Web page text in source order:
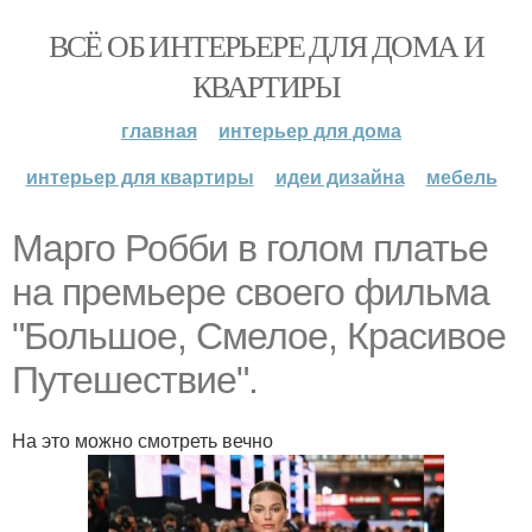
ВСЁ ОБ ИНТЕРЬЕРЕ ДЛЯ ДОМА И
КВАРТИРЫ
главная
интерьер для дома
интерьер для квартиры
идеи дизайна мебель
Марго Робби в голом платье
на премьере своего фильма
"Большое, Смелое, Красивое
Путешествие".
На это можно смотреть вечно